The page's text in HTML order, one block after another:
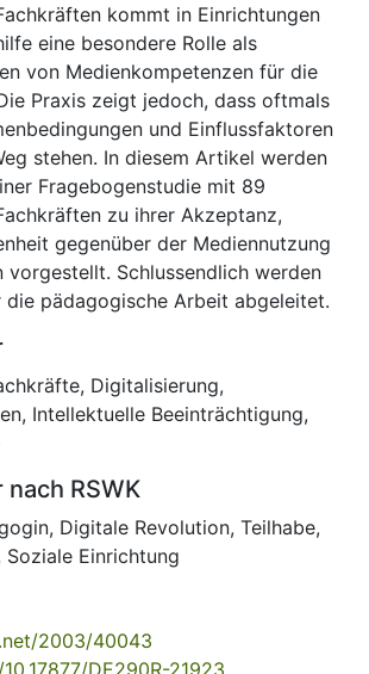
kommt in Einrichtungen
eine besondere Rolle als
von Medienkompetenzen für die
Praxis zeigt jedoch, dass oftmals
und Einflussfaktoren
stehen. In diesem Artikel werden
Fragebogenstudie mit 89
zu ihrer Akzeptanz,
gegenüber der Mediennutzung
vorgestellt. Schlussendlich werden
die pädagogische Arbeit abgeleitet.
, Digitalisierung,
, Intellektuelle Beeinträchtigung,
RSWK
, Digitale Revolution, Teilhabe,
Soziale Einrichtung
2003/40043
DE290R-21923